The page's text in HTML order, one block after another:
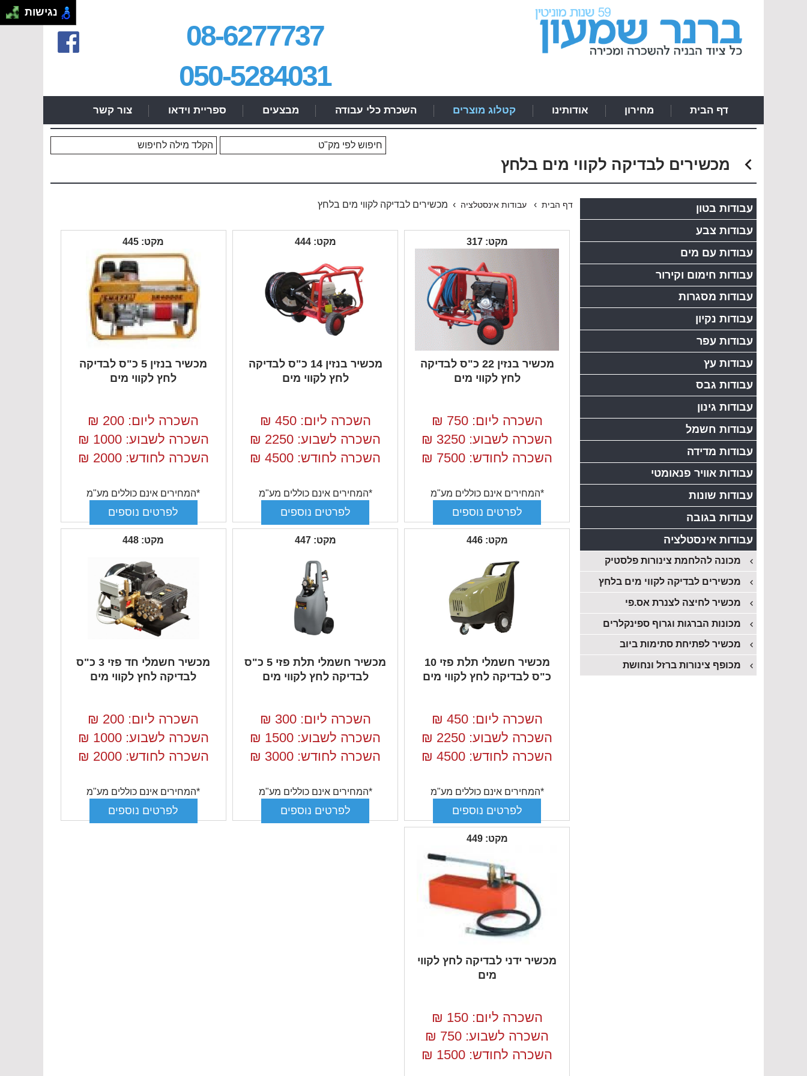
.
08-6277737
050-5284031
דף הבית מחירון אודותינו קטלוג מוצרים השכרת כלי עבודה מבצעים ספריית וידאו צור קשר
מכשירים לבדיקה לקווי מים בלחץ
דף הבית› עבודות אינסטלציה › מכשירים לבדיקה לקווי מים בלחץ
מקט: 317
מכשיר בנזין 22 כ"ס לבדיקה
לחץ לקווי מים
השכרה ליום: 750
₪
השכרה לשבוע: 3250
₪
השכרה לחודש: 7500
₪
*המחירים אינם כוללים מע"מ
מקט: 444
מכשיר בנזין 14 כ"ס לבדיקה
לחץ לקווי מים
השכרה ליום: 450
₪
השכרה לשבוע: 2250
₪
השכרה לחודש: 4500
₪
*המחירים אינם כוללים מע"מ
מקט: 445
מכשיר בנזין 5 כ"ס לבדיקה
לחץ לקווי מים
השכרה ליום: 200
₪
השכרה לשבוע: 1000
₪
השכרה לחודש: 2000
₪
*המחירים אינם כוללים מע"מ
מקט: 446
מכשיר חשמלי תלת פזי 10
כ"ס לבדיקה לחץ לקווי מים
השכרה ליום: 450
₪
השכרה לשבוע: 2250
₪
השכרה לחודש: 4500
₪
*המחירים אינם כוללים מע"מ
מקט: 447
מכשיר חשמלי תלת פזי 5 כ"ס
לבדיקה לחץ לקווי מים
השכרה ליום: 300
₪
השכרה לשבוע: 1500
₪
השכרה לחודש: 3000
₪
*המחירים אינם כוללים מע"מ
מקט: 448
מכשיר חשמלי חד פזי 3 כ"ס
לבדיקה לחץ לקווי מים
השכרה ליום: 200
₪
השכרה לשבוע: 1000
₪
השכרה לחודש: 2000
₪
*המחירים אינם כוללים מע"מ
מקט: 449
מכשיר ידני לבדיקה לחץ לקווי
מים
השכרה ליום: 150
₪
השכרה לשבוע: 750
₪
השכרה לחודש: 1500
₪
עבודות בטון
עבודות צבע
עבודות עם מים
עבודות חימום וקירור
עבודות מסגרות
עבודות נקיון
עבודות עפר
עבודות עץ
עבודות גבס
עבודות גינון
עבודות חשמל
עבודות מדידה
עבודות אוויר פנאומטי
עבודות שונות
עבודות בגובה
עבודות אינסטלציה
מכונה להלחמת צינורות פלסטיק
מכשירים לבדיקה לקווי מים בלחץ
מכשיר לחיצה לצנרת אס.פי
מכונות הברגות וגרוף ספינקלרים
מכשיר לפתיחת סתימות ביוב
מכופף צינורות ברזל ונחושת
נגישות